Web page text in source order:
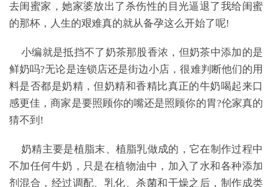
去闺蜜家，她家婆放出了杀伤性的目光逼退了我给闺蜜
的那杯，人生的艰难真的就从备孕这么开始了呢!
小编就是抵挡不了奶茶那股香浓，但奶茶中添加的是
鲜奶吗?无论是连锁店还是街边小店，很难判断他们的用
料是否都是奶精，但奶精和香精比真正的牛奶喝起来口
感更佳，商家是要照顾你的嘴还是照顾你的胃?伦家真的
猜不到!
奶精主要是植脂末、植脂乳做成的，它在制作过程中
不加任何牛奶，只是在植物油中，加入了水和各种添加
剂混合，经过调配、乳化、杀菌和干燥之后，制作成类